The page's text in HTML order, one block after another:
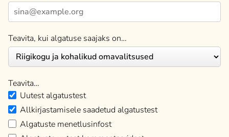
Teavita, kui algatuse saajaks on…
Teavita…
Uutest algatustest
Allkirjastamisele saadetud algatustest
Algatuste menetlusinfost